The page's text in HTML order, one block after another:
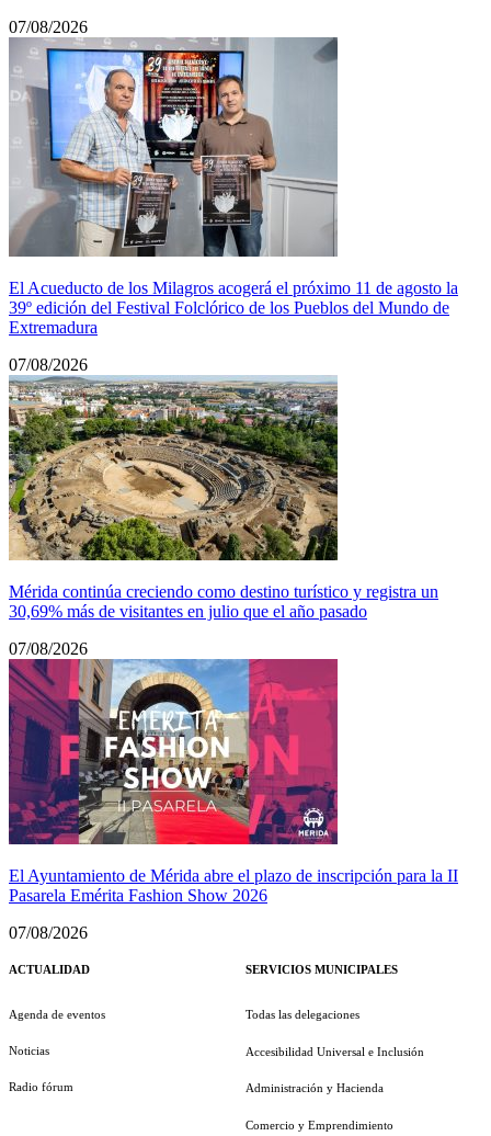
07/08/2026
El Acueducto de los Milagros acogerá el próximo 11 de agosto la
39º edición del Festival Folclórico de los Pueblos del Mundo de
Extremadura
07/08/2026
Mérida continúa creciendo como destino turístico y registra un
30,69% más de visitantes en julio que el año pasado
07/08/2026
El Ayuntamiento de Mérida abre el plazo de inscripción para la II
Pasarela Emérita Fashion Show 2026
07/08/2026
ACTUALIDAD
Agenda de eventos
Noticias
Radio fórum
SERVICIOS MUNICIPALES
Todas las delegaciones
Accesibilidad Universal e Inclusión
Administración y Hacienda
Comercio y Emprendimiento